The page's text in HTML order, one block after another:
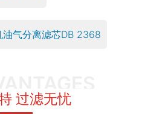
气分离滤芯DB 2368
过滤无忧